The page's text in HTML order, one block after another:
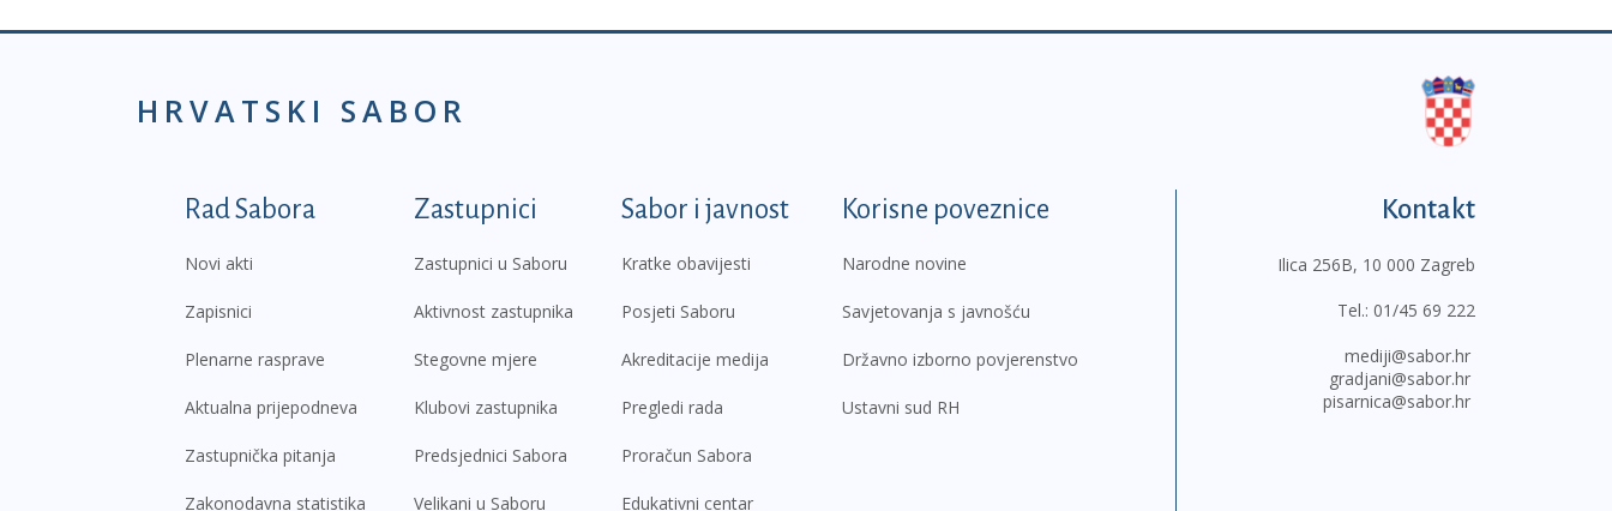
HRVATSKI SABOR
Podnožje prvi izbornik
Rad Sabora
Novi akti
Zapisnici
Plenarne rasprave
Aktualna prijepodneva
Zastupnička pitanja
Zakonodavna statistika
Zastupnici
Zastupnici u Saboru
Aktivnost zastupnika
Stegovne mjere
Klubovi zastupnika
Predsjednici Sabora
Velikani u Saboru
Sabor i javnost
Kratke obavijesti
Posjeti Saboru
Akreditacije medija
Pregledi rada
Proračun Sabora
Edukativni centar
Korisne poveznice
Narodne novine
Savjetovanja s javnošću
Državno izborno povjerenstvo
Ustavni sud RH
Kontakt
Ilica 256B, 10 000 Zagreb
Tel.: 01/45 69 222
mediji@sabor.hr
gradjani@sabor.hr
pisarnica@sabor.hr